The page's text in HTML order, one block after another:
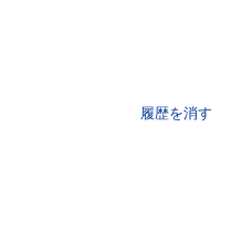
履歴を消す